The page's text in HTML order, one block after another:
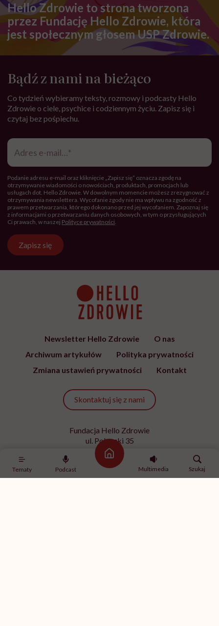
Tematy Podcast
Strona główna
Multimedia
Szukaj
Hello Zdrowie to strona tworzona
przez Fundację Hello Zdrowie, która
jest społecznym głosem USP Zdrowie.
Bądź z nami na bieżąco
Co tydzień wybieramy teksty, rozmowy i podcasty Hello
Zdrowie o ciele, psychice i codziennym życiu. Zapisz się i
czytaj bez pośpiechu.
Adres
mail*
Podanie adresu e-mail oraz kliknięcie „Zapisz się” oznacza zgodę na
otrzymywanie wiadomości o nowościach, produktach, promocjach lub
usługach dot. Hello Zdrowie. W dowolnym momencie możesz zrezygnować z
otrzymywania newslettera. Wycofanie zgody nie ma wpływu na zgodność z
prawem przetwarzania, którego dokonano przed jej wycofaniem. Zapoznaj się
z informacjami o przetwarzaniu danych osobowych, w tym o przysługujących
Ci prawach, w naszej Polityce prywatności.
Zapisz się
Newsletter Hello Zdrowie
O nas
Archiwum artykułów
Polityka prywatności
Zmiana ustawień prywatności
Kontakt
Skontaktuj się z nami
Fundacja Hello Zdrowie
ul. Poleczki 35
02-822 Warszawa
NIP 9512613236
Kontakt z redakcją